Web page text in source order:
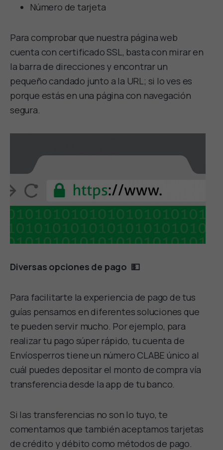
Número de tarjeta
Para comprobar que nuestra página web
cuenta con certificado SSL, basta con mirar en
la barra de direcciones y encontrar un
pequeño candado junto a la URL; si lo ves es
porque estás en una página con navegación
segura.
Diversas opciones de pago 💵
Para facilitarte la experiencia de pago de tus
guías pensamos en diferentes soluciones que
te pueden servir mucho. Por ejemplo, para
realizar tu pago súper rápido, tu cuenta de
Envíosperros tiene un número CLABE único al
cuál puedes depositar el monto de compra vía
transferencia desde la app de tu banco.
Si las transferencias no son lo tuyo, te
comentamos que también aceptamos tarjetas
de crédito y débito como métodos de pago.